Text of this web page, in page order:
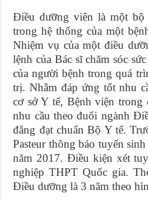
Điều dưỡng viên là một bộ
trong hệ thống của một
Nhiệm vụ của một điều
lệnh của Bác sĩ chăm sóc
của người bệnh trong quá
trị. Nhằm đáp ứng tốt nhu
cơ sở Y tế, Bệnh viện trong
nhu cầu theo đuổi ngành
đẳng đạt chuẩn Bộ Y tế.
Pasteur thông báo tuyển
năm 2017. Điều kiện xét
nghiệp THPT Quốc gia.
Điều dưỡng là 3 năm theo